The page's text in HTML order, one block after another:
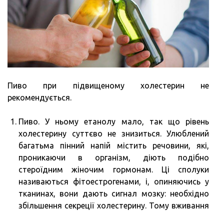
Пиво при підвищеному холестерин не
рекомендується.
Пиво. У ньому етанолу мало, так що рівень
холестерину суттєво не знизиться. Улюблений
багатьма пінний напій містить речовини, які,
проникаючи в організм, діють подібно
стероїдним жіночим гормонам. Ці сполуки
називаються фітоестрогенами, і, опиняючись у
тканинах, вони дають сигнал мозку: необхідно
збільшення секреції холестерину. Тому вживання